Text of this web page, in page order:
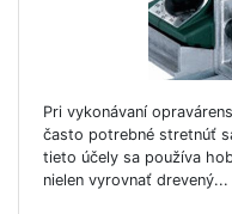
Pri vykonávaní
často potrebné stretnúť
tieto účely sa používa
nielen vyrovnať drevený...